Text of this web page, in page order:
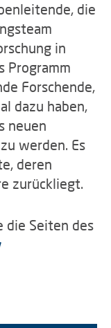
die
in
Programm
Forschende,
dazu haben,
neuen
werden. Es
deren
zurückliegt.
die Seiten des